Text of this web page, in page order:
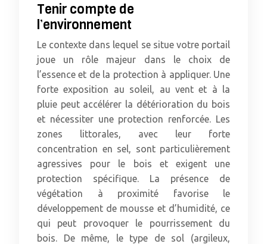
Tenir compte de
l’environnement
Le contexte dans lequel se situe votre portail
joue un rôle majeur dans le choix de
l’essence et de la protection à appliquer. Une
forte exposition au soleil, au vent et à la
pluie peut accélérer la détérioration du bois
et nécessiter une protection renforcée. Les
zones littorales, avec leur forte
concentration en sel, sont particulièrement
agressives pour le bois et exigent une
protection spécifique. La présence de
végétation à proximité favorise le
développement de mousse et d’humidité, ce
qui peut provoquer le pourrissement du
bois. De même, le type de sol (argileux,